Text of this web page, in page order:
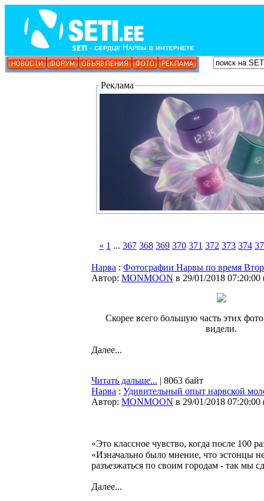
Реклама
« 1 ... 367 368 369 370 371 372 373 374
Нарва : Фотографии Нарвы по время
Автор: MONMOON в 29/01/2018 07:20:00
Скорее всего большую часть этих
видели.
Далее...
Читать дальше... | 8063 байт
Нарва : Удивительный опыт нарвской
Автор: MONMOON в 29/01/2018 07:20:00
«Это классное чувство, когда после 100
«Изначально было мнение, что эстонцы
разъезжаться по своим городам - так мы
Далее...